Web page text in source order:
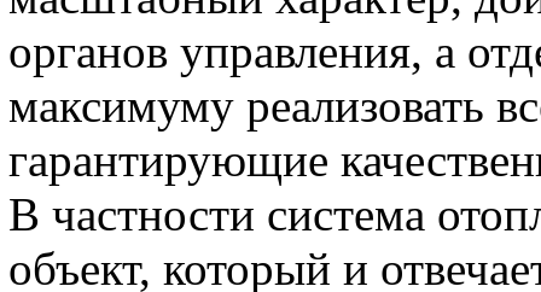
органов управления, а
максимуму реализовать
гарантирующие
В частности система
объект, который и